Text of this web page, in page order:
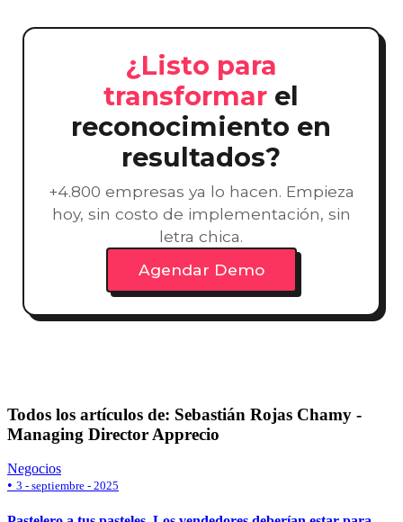
¿Listo para
transformar el
reconocimiento en
resultados?
+4.800 empresas ya lo hacen. Empieza
hoy, sin costo de implementación, sin
letra chica.
Agendar Demo
Todos los artículos de: Sebastián Rojas Chamy -
Managing Director Apprecio
Negocios
• 3 - septiembre - 2025